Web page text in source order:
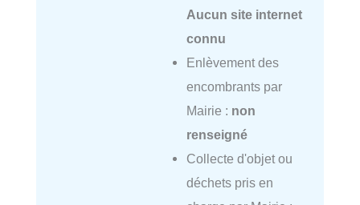
Aucun site internet
connu
Enlèvement des
encombrants par
Mairie : non
renseigné
Collecte d'objet ou
déchets pris en